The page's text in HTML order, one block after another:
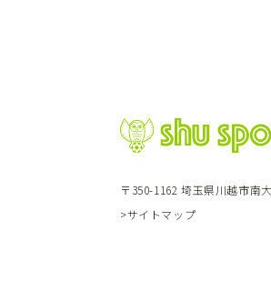
〒350-1162 埼玉県川越市南
>サイトマップ